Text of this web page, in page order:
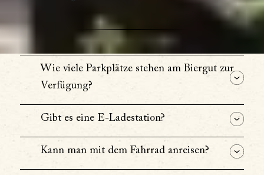
Wie viele Parkplätze stehen am Biergut zur
Verfügung?
Gibt es eine E-Ladestation?
Kann man mit dem Fahrrad anreisen?